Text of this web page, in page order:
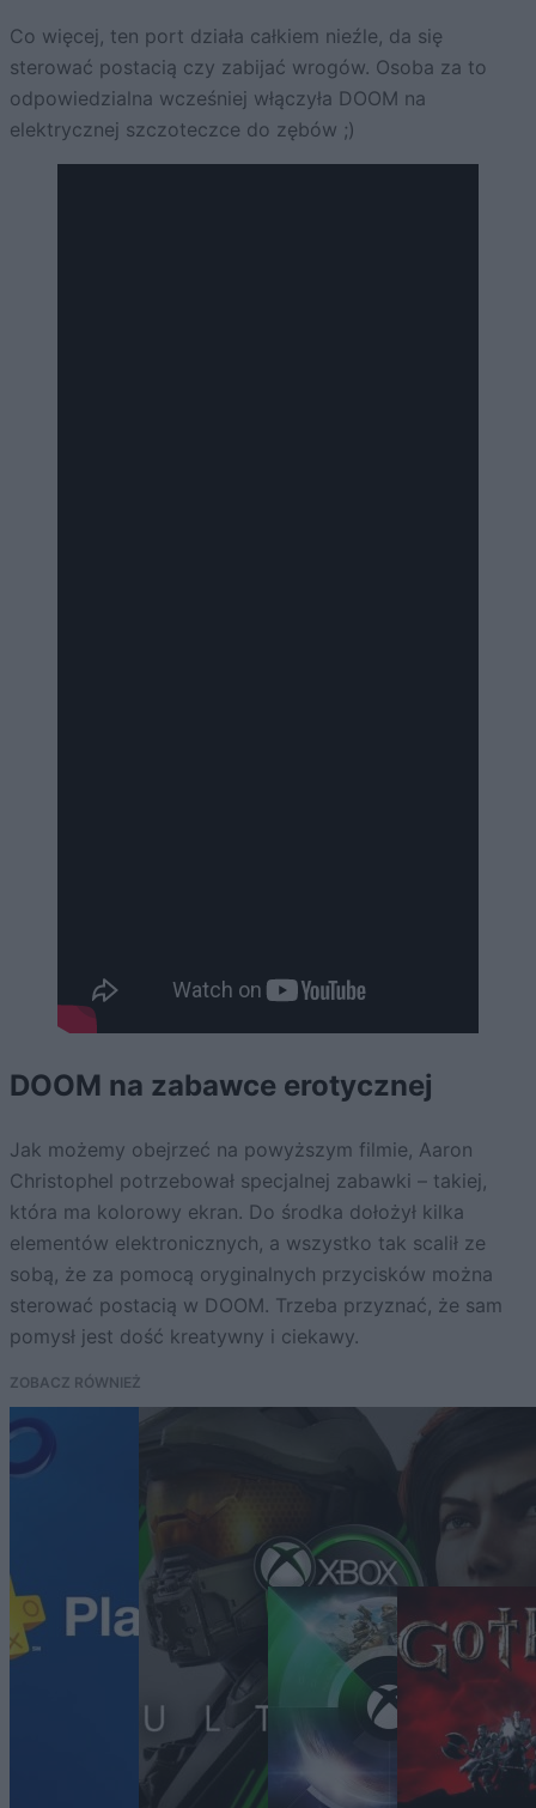
Co więcej, ten port działa całkiem nieźle, da się
sterować postacią czy zabijać wrogów. Osoba za to
odpowiedzialna wcześniej włączyła DOOM na
elektrycznej szczoteczce do zębów ;)
DOOM na zabawce erotycznej
Jak możemy obejrzeć na powyższym filmie, Aaron
Christophel potrzebował specjalnej zabawki – takiej,
która ma kolorowy ekran. Do środka dołożył kilka
elementów elektronicznych, a wszystko tak scalił ze
sobą, że za pomocą oryginalnych przycisków można
sterować postacią w DOOM. Trzeba przyznać, że sam
pomysł jest dość kreatywny i ciekawy.
ZOBACZ RÓWNIEŻ